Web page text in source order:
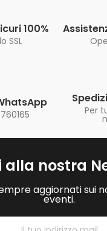
100%
SSL
Per
alla nostra
aggiornati sui
eventi.